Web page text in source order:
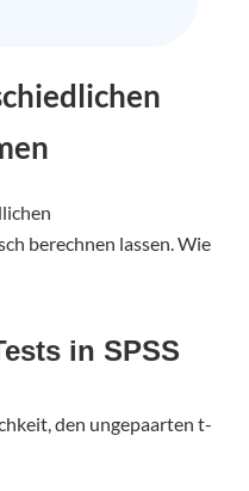
berechnen lassen. Wie
in SPSS
den ungepaarten t-